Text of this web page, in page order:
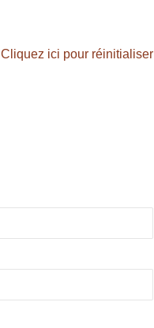
Cliquez ici pour réinitialiser